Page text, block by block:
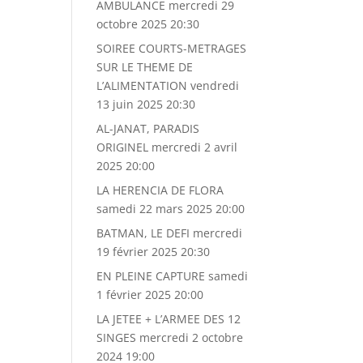
AMBULANCE mercredi 29
octobre 2025 20:30
SOIREE COURTS-METRAGES
SUR LE THEME DE
L’ALIMENTATION vendredi
13 juin 2025 20:30
AL-JANAT, PARADIS
ORIGINEL mercredi 2 avril
2025 20:00
LA HERENCIA DE FLORA
samedi 22 mars 2025 20:00
BATMAN, LE DEFI mercredi
19 février 2025 20:30
EN PLEINE CAPTURE samedi
1 février 2025 20:00
LA JETEE + L’ARMEE DES 12
SINGES mercredi 2 octobre
2024 19:00